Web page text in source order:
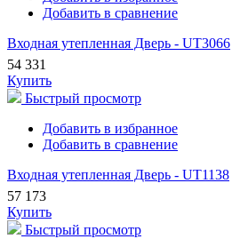
Добавить в сравнение
Входная утепленная Дверь - UT3066
54 331
Купить
Быстрый просмотр
Добавить в избранное
Добавить в сравнение
Входная утепленная Дверь - UT1138
57 173
Купить
Быстрый просмотр